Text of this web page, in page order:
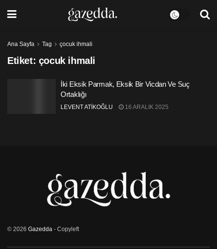
Ana Sayfa Tag çocuk ihmali
Etiket: çocuk ihmali
İki Eksik Parmak, Eksik Bir Vicdan Ve Suç
Ortaklığı
LEVENT ATİKOĞLU 16 ARALIK 2025
© 2026 Gazedda - Copyleft